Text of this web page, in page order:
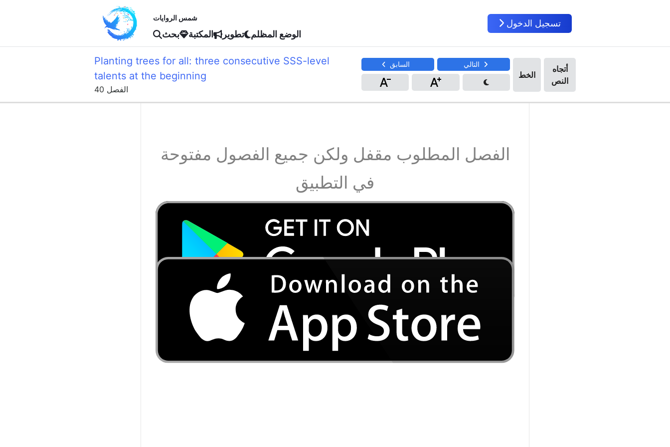
شمس الروايات
بحث المكتبة تطوير الوضع المظلم
تسجيل الدخول
Planting trees for all: three consecutive SSS-level
talents at the beginning
الفصل 40
السابق التالي
الفصل المطلوب مقفل ولكن جميع الفصول مفتوحة
في التطبيق